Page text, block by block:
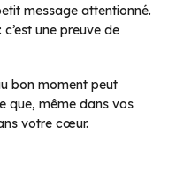
message attentionné.
c’est une preuve de
bon moment peut
que, même dans vos
votre cœur.